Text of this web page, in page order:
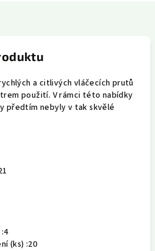
a citlivých vláčecích prutů
použití. V rámci této nabídky
předtím nebyly v tak skvělé
4
(ks) :20